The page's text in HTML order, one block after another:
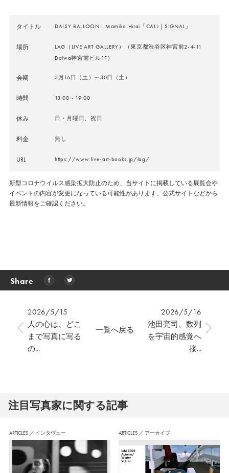
タイトル DAISY BALLOON｜Mamiko Hirai「CALL｜SIGNAL」
場所
LAG（LIVE ART GALLERY）（東京都渋谷区神宮前2-4-11
Daiwa神宮前ビル1F）
会期 5月16日（土）～30日（土）
時間 13:00～19:00
休み 日・月曜日、祝日
料金 無し
URL https://www.live-art-books.jp/lag/
新型コロナウイルス感染拡大防止のため、当サイトに掲載している展覧会や
イベントの内容が変更になっている可能性があります。公式サイトなどから
最新情報をご確認ください。
Share
2026/5/15
人の心は、どこ
まで写真に写る
の...
2026/5/16
池田亮司、数列
を宇宙的感覚へ
接...
一覧へ戻る
注⽬写真家に関する記事
ARTICLES ／ インタヴュー ARTICLES ／ アーカイブ